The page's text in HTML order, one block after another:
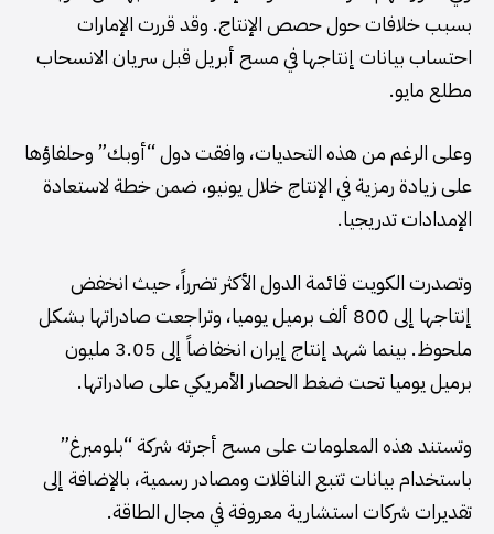
بسبب خلافات حول حصص الإنتاج. وقد قررت الإمارات
احتساب بيانات إنتاجها في مسح أبريل قبل سريان الانسحاب
مطلع مايو.
وعلى الرغم من هذه التحديات، وافقت دول “أوبك” وحلفاؤها
على زيادة رمزية في الإنتاج خلال يونيو، ضمن خطة لاستعادة
الإمدادات تدريجيا.
وتصدرت الكويت قائمة الدول الأكثر تضرراً، حيث انخفض
إنتاجها إلى 800 ألف برميل يوميا، وتراجعت صادراتها بشكل
ملحوظ. بينما شهد إنتاج إيران انخفاضاً إلى 3.05 مليون
برميل يوميا تحت ضغط الحصار الأمريكي على صادراتها.
وتستند هذه المعلومات على مسح أجرته شركة “بلومبرغ”
باستخدام بيانات تتبع الناقلات ومصادر رسمية، بالإضافة إلى
تقديرات شركات استشارية معروفة في مجال الطاقة.